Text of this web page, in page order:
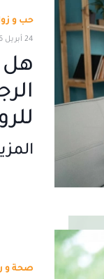
حب و
24 أبريل 2026
هل
صحة و